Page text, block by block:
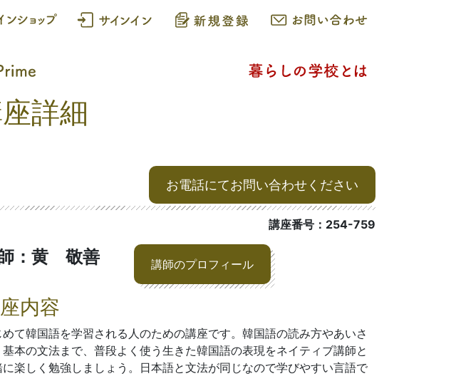
詳細
お電話にてお問い合わせください
講座番号：254-759
：黄 敬善 講師のプロフィール
内容
めて韓国語を学習される人のための講座です。韓国語の読み方やあいさ
基本の文法まで、普段よく使う生きた韓国語の表現をネイティブ講師と
に楽しく勉強しましょう。日本語と文法が同じなので学びやすい言語で